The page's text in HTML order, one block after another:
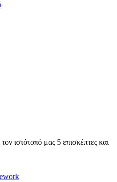
ιστότοπό μας 5 επισκέπτες και